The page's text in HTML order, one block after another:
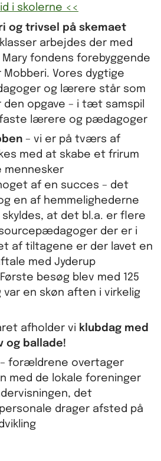
i skolerne <<
og trivsel på skemaet
arbejdes der med
Mary fondens forebyggende
Mobberi. Vores dygtige
og lærere står som
opgave – i tæt samspil
faste lærere og pædagoger
– vi er på tværs af
med at skabe et frirum
mennesker
af en succes – det
en af hemmelighederne
at det bl.a. er flere
der er i
af tiltagene er der lavet en
med Jyderup
besøg blev med 125
en skøn aften i virkelig
afholder vi klubdag med
og ballade!
– forældrene overtager
med de lokale foreninger
det
drager afsted på